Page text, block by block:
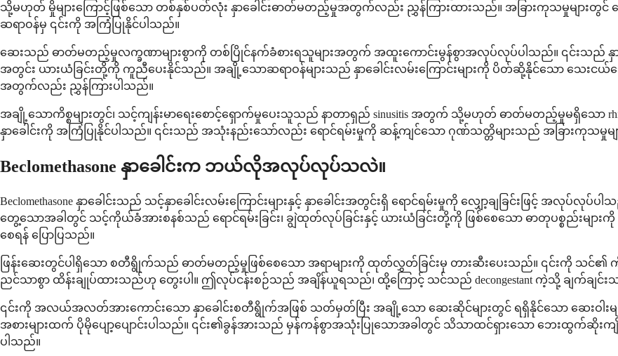
သို့မဟုတ် မှိုများကြောင့်ဖြစ်သော တစ်နှစ်ပတ်လုံး နှာခေါင်းဓာတ်မတည့်မှုအတွက်လည်း ညွှန်ကြားထားသည်။ အခြားကုသမှုများတွင် က
ဆရာဝန်မှ ၎င်းကို အကြံပြုနိုင်ပါသည်။
ဆေးသည် ဓာတ်မတည့်မှုလက္ခဏာများစွာကို တစ်ပြိုင်နက်ခံစားရသူများအတွက် အထူးကောင်းမွန်စွာအလုပ်လုပ်ပါသည်။ ၎င်းသည် နှာချေခ
အတွင်း ယားယံခြင်းတို့ကို ကူညီပေးနိုင်သည်။ အချို့သောဆရာဝန်များသည် နှာခေါင်းလမ်းကြောင်းများကို ပိတ်ဆို့နိုင်သော သေးငယ်သ
အတွက်လည်း ညွှန်ကြားပါသည်။
အချို့သောကိစ္စများတွင်၊ သင့်ကျန်းမာရေးစောင့်ရှောက်မှုပေးသူသည် နာတာရှည် sinusitis အတွက် သို့မဟုတ် ဓာတ်မတည့်မှုမရှိသော
နှာခေါင်းကို အကြံပြုနိုင်ပါသည်။ ၎င်းသည် အသုံးနည်းသော်လည်း ရောင်ရမ်းမှုကို ဆန့်ကျင်သော ဂုဏ်သတ္တိများသည် အခြားကုသမှု
Beclomethasone နှာခေါင်းက ဘယ်လိုအလုပ်လုပ်သလဲ။
Beclomethasone နှာခေါင်းသည် သင့်နှာခေါင်းလမ်းကြောင်းများနှင့် နှာခေါင်းအတွင်းရှိ ရောင်ရမ်းမှုကို လျှော့ချခြင်းဖြင့် အ
တွေ့သောအခါတွင် သင့်ကိုယ်ခံအားစနစ်သည် ရောင်ရမ်းခြင်း၊ ချွဲထုတ်လုပ်ခြင်းနှင့် ယားယံခြင်းတို့ကို ဖြစ်စေသော ဓာတုပစ္စည်
စေရန် ပြောပြသည်။
ဖြန်းဆေးတွင်ပါရှိသော စတီရွိုက်သည် ဓာတ်မတည့်မှုဖြစ်စေသော အရာများကို ထုတ်လွှတ်ခြင်းမှ တားဆီးပေးသည်။ ၎င်းကို သင်၏ ကို
ညင်သာစွာ ထိန်းချုပ်ထားသည်ဟု တွေးပါ။ ဤလုပ်ငန်းစဉ်သည် အချိန်ယူရသည်၊ ထို့ကြောင့် သင်သည် decongestant ကဲ့သို့ ချက်ချင်
၎င်းကို အလယ်အလတ်အားကောင်းသော နှာခေါင်းစတီရွိုက်အဖြစ် သတ်မှတ်ပြီး အချို့သော ဆေးဆိုင်များတွင် ရရှိနိုင်သော ဆေးဝါးမ
အစားများထက် ပိုမိုပျော့ပျောင်းပါသည်။ ၎င်း၏ခွန်အားသည် မှန်ကန်စွာအသုံးပြုသောအခါတွင် သိသာထင်ရှားသော ဘေးထွက်ဆို
ပါသည်။